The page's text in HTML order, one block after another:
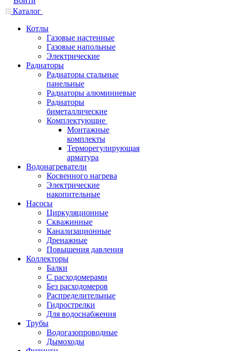
Каталог
Котлы
Газовые настенные
Газовые напольные
Электрические
Радиаторы
Радиаторы стальные
панельные
Радиаторы алюминиевые
Радиаторы
биметаллические
Комплектующие
Монтажные
комплекты
Терморегулирующая
арматура
Водонагреватели
Косвенного нагрева
Электрические
накопительные
Насосы
Циркуляционные
Скважинные
Канализационные
Дренажные
Повышения давления
Коллекторы
Балки
С расходомерами
Без расходомеров
Распределительные
Гидрострелки
Для водоснабжения
Трубы
Водогазопроводные
Дымоходы